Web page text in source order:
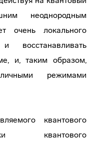
неоднородным
очень локального
и, таким образом,
режимами
квантового
квантового